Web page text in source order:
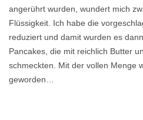
angerührt wurden, wundert mich
Flüssigkeit. Ich habe die
reduziert und damit wurden es
Pancakes, die mit reichlich Butter
schmeckten. Mit der vollen Menge
geworden…